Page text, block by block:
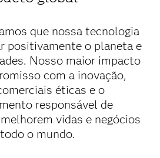
que nossa tecnologia
positivamente o planeta e
Nosso maior impacto
com a inovação,
éticas e o
responsável de
vidas e negócios
o mundo.